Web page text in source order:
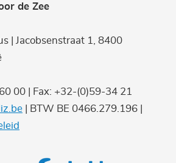
de Zee
| Jacobsenstraat 1, 8400
00 | Fax: +32-(0)59-34 21
| BTW BE 0466.279.196 |